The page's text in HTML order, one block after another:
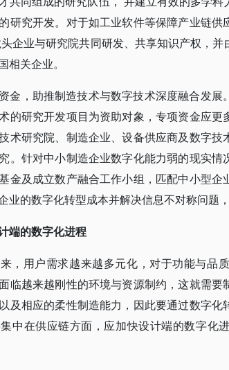
研究开发。对于如工业软件等保障产业链
企业与研究院共同研发、共享知识产权，
相关企业。
金，助推制造技术与数字技术深度融合发
的研究开发项目为资助对象，专项资金应
术研究院、制造企业、设备供应商及数字
。针对中小制造企业数字化能力弱的现实
金及成立数产融合工作小组，匹配中小型企
业的数字化转型成本并解决信息不对称问题
端的数字化进程
，用户需求越来越多元化，对于功能与品
临越来越刚性的环境与资源制约，这就需
及相应的柔性制造能力，因此要通过数字
中在供应链方面，应加快设计端的数字化